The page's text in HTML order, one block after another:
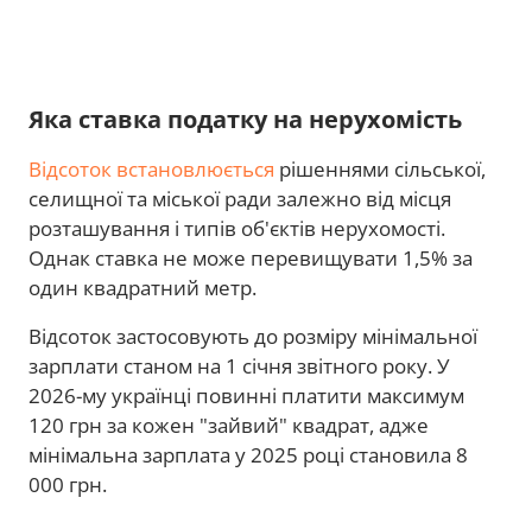
Яка ставка податку на нерухомість
Відсоток встановлюється рішеннями сільської,
селищної та міської ради залежно від місця
розташування і типів об'єктів нерухомості.
Однак ставка не може перевищувати 1,5% за
один квадратний метр.
Відсоток застосовують до розміру мінімальної
зарплати станом на 1 січня звітного року. У
2026-му українці повинні платити максимум
120 грн за кожен "зайвий" квадрат, адже
мінімальна зарплата у 2025 році становила 8
000 грн.